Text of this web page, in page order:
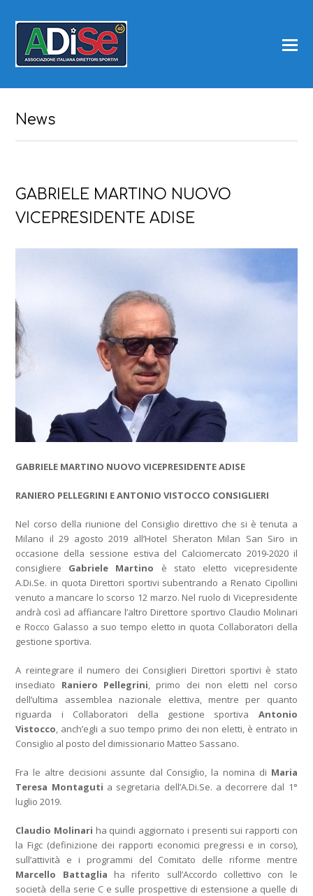
News
GABRIELE MARTINO NUOVO
VICEPRESIDENTE ADISE
GABRIELE MARTINO NUOVO VICEPRESIDENTE ADISE
RANIERO PELLEGRINI E ANTONIO VISTOCCO CONSIGLIERI
Nel corso della riunione del Consiglio direttivo che si è tenuta a
Milano il 29 agosto 2019 all’Hotel Sheraton Milan San Siro in
occasione della sessione estiva del Calciomercato 2019-2020 il
consigliere Gabriele Martino è stato eletto vicepresidente
A.Di.Se. in quota Direttori sportivi subentrando a Renato Cipollini
venuto a mancare lo scorso 12 marzo. Nel ruolo di Vicepresidente
andrà così ad affiancare l’altro Direttore sportivo Claudio Molinari
e Rocco Galasso a suo tempo eletto in quota Collaboratori della
gestione sportiva.
A reintegrare il numero dei Consiglieri Direttori sportivi è stato
insediato Raniero Pellegrini , primo dei non eletti nel corso
dell’ultima assemblea nazionale elettiva, mentre per quanto
riguarda i Collaboratori della gestione sportiva Antonio
Vistocco , anch’egli a suo tempo primo dei non eletti, è entrato in
Consiglio al posto del dimissionario Matteo Sassano.
Fra le altre decisioni assunte dal Consiglio, la nomina di Maria
Teresa Montaguti a segretaria dell’A.Di.Se. a decorrere dal 1°
luglio 2019.
Claudio Molinari ha quindi aggiornato i presenti sui rapporti con
la Figc (definizione dei rapporti economici pregressi e in corso),
sull’attività e i programmi del Comitato delle riforme mentre
Marcello Battaglia ha riferito sull’Accordo collettivo con le
società della serie C e sulle prospettive di estensione a quelle di